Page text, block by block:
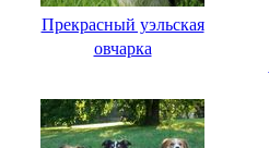
Прекрасный уэльская
овчарка